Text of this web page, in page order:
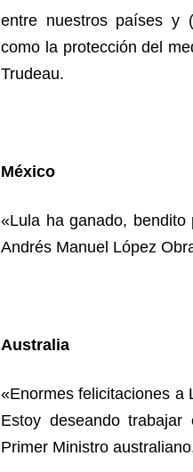
entre nuestros países y
como la protección del
Trudeau.
México
«Lula ha ganado,
Andrés Manuel López
Australia
«Enormes felicitaciones a
Estoy deseando
Primer Ministro